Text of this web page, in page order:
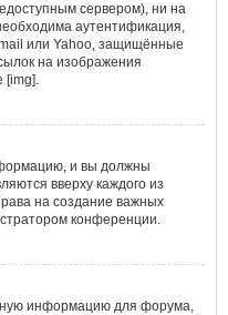
сервером), ни на
аутентификация,
или Yahoo, защищённые
на изображения
[img].
и вы должны
вверху каждого из
на создание важных
конференции.
информацию для форума,